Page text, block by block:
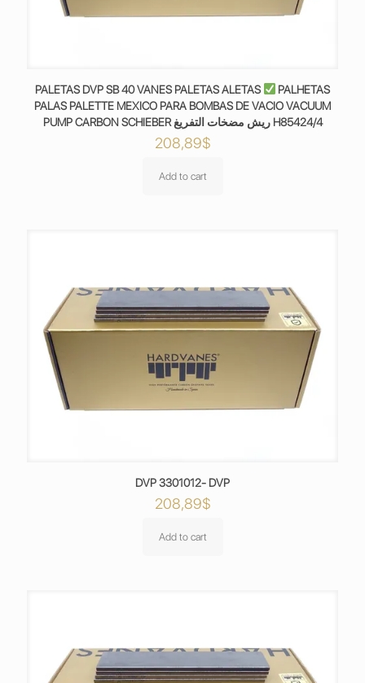
PALETAS DVP SB 40 VANES PALETAS ALETAS
PALHETAS
PALAS PALETTE MEXICO PARA BOMBAS DE VACIO VACUUM
PUMP CARBON SCHIEBER ريش مضخات التفريغ H85424/4
208,89$
Add to cart
DVP 3301012- DVP
208,89$
Add to cart